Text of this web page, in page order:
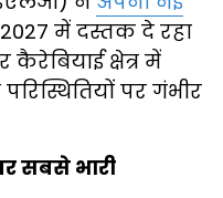
में दस्तक दे रहा
क्षेत्र में
पर गंभीर
सबसे भारी